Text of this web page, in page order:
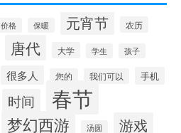
价格 保暖 元宵节 农历
唐代 大学 学生 孩子
很多人 您的 我们可以
手机
时间 春节
梦幻西游 汤圆 游戏